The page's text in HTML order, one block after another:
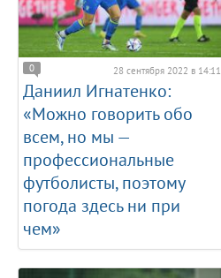
0 28 сентября 2022 в 14:11
Даниил Игнатенко:
«Можно говорить обо
всем, но мы —
профессиональные
футболисты, поэтому
погода здесь ни при
чем»